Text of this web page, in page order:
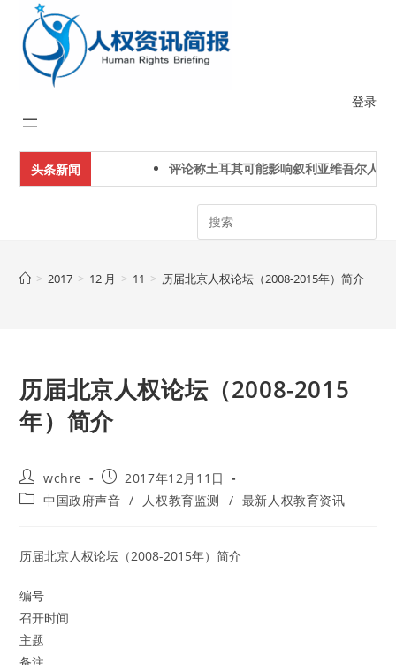
content
登录
头条新闻 评论称土耳其可能影响叙利亚维吾尔人下
Search
> 2017 > 12 月 > 11 > 历届北京人权论坛（2008-2015年）简介
历届北京人权论坛（2008-2015
年）简介
Post
author:
wchre
Post
published:
2017年12月11日
Post中国政府声音 / 人权教育监测 / 最新人权教育资讯
历届北京人权论坛（2008-2015年）简介
编号
召开时间
主题
备注